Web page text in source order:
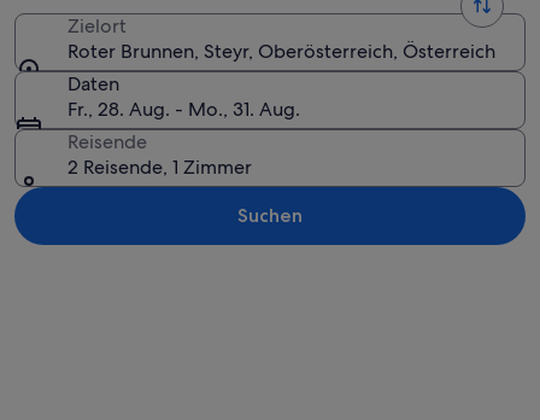
Zielort
Roter Brunnen, Steyr, Oberösterreich, Österreich
Daten
Fr., 28. Aug. - Mo., 31. Aug.
Reisende
2 Reisende, 1 Zimmer
Suchen